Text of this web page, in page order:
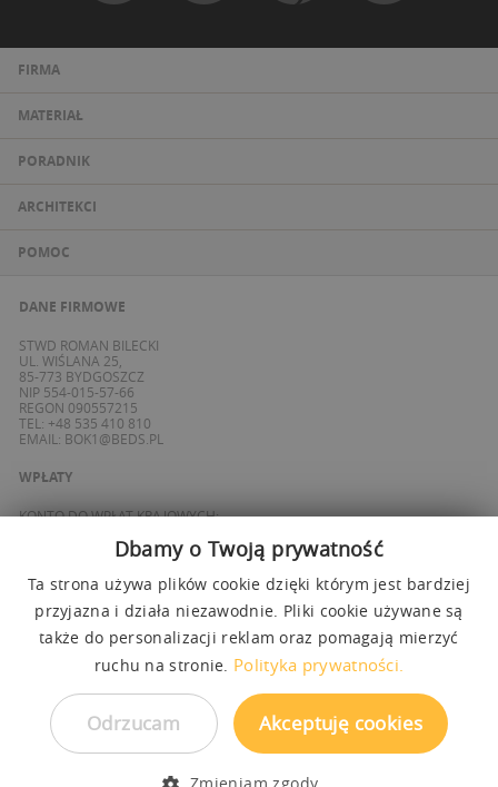
FIRMA
MATERIAŁ
PORADNIK
ARCHITEKCI
POMOC
DANE FIRMOWE
STWD ROMAN BILECKI
UL. WIŚLANA 25,
85-773 BYDGOSZCZ
NIP 554-015-57-66
REGON 090557215
TEL: +48 535 410 810
EMAIL: BOK1@BEDS.PL
WPŁATY
KONTO DO WPŁAT KRAJOWYCH:
69 1050 1139 1000 0090 8355 0765
KONTO DO WPŁAT SPOZA POLSKI / FOREIGN PAYMENTS:
BANK ING
PL 27 1050 1139 1000 0090 8358 3337
SWIFT: INGBPLPW
OBSŁUGUJEMY PŁATNOŚCI
Dbamy o Twoją prywatność
Ta strona używa plików cookie dzięki którym jest bardziej
przyjazna i działa niezawodnie. Pliki cookie używane są
także do personalizacji reklam oraz pomagają mierzyć
ruchu na stronie. Polityka prywatności.
Akceptuję cookies
Odrzucam